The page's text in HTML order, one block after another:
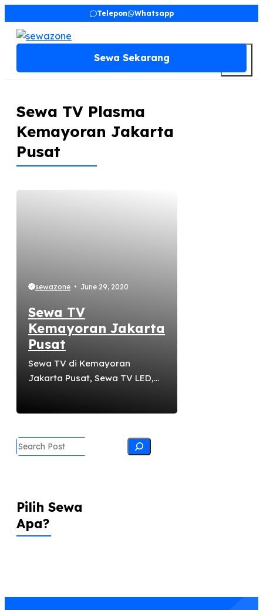
content
Telepon Whatsapp
Sewa Sekarang
Sewa TV Plasma
Kemayoran Jakarta
Pusat
sewazone June 29, 2020
Sewa TV
Kemayoran Jakarta
Pusat
Sewa TV di Kemayoran
Jakarta Pusat, Sewa TV LED,
sewazone aja. Sewa TV
dengan berbagai ukuran 32
mudah dan cepat. Whatsapp /
Call 0898 9955 477. Harga
Sewa TV Kemayoran Jakarta
ini panduan harga sewa TV
Search
Pilih Sewa
Apa?